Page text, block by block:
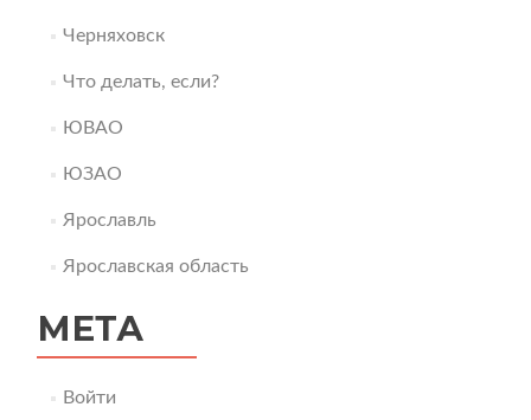
Черняховск
Что делать, если?
ЮВАО
ЮЗАО
Ярославль
Ярославская область
МЕТА
Войти